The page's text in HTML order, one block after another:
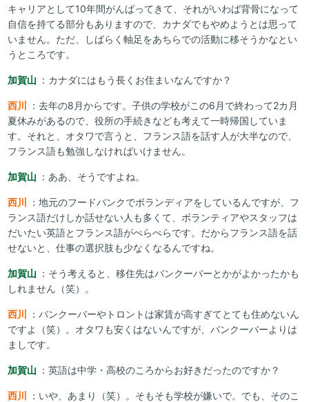
キャリアとして10年間がんばってきて、それがいわば背骨になって
自信を持てる部分もありますので、カナダでもやめようとは思って
いません。ただ、しばらく軸足をあちらでの活動に移そうかなとい
うところです。
加賀山 ：カナダにはもう長くお住まいなんですか？
西川
：去年の8月からです。子供の学校がこの6月で終わって2カ月
夏休みがあるので、役所の手続きなども考えて一時帰国していま
す。それと、オタワで言うと、フランス語を話す人が大半なので、
フランス語も勉強しなければいけません。
加賀山 ：ああ、そうですよね。
西川
：地元のフードバンクでボランディアをしているんですが、フ
ランス語だけしか話せない人も多くて、ボランティアやスタッフは
だいたい英語とフランス語がぺらぺらです。だからフランス語を話
せないと、仕事の選択肢も少なくなるんですね。
加賀山 ：そう考えると、移住先はバンクーバーとかがよかったかも
しれません（笑）。
西川
：バンクーバーやトロントは家賃が高すぎてとても住めないん
ですよ（笑）。オタワも安くはないんですが、バンクーバーよりは
ましです。
加賀山 ：英語は中学・高校のころからお好きだったのですか？
西川
：いや、あまり（笑）。そもそも学校が嫌いで。でも、そのこ